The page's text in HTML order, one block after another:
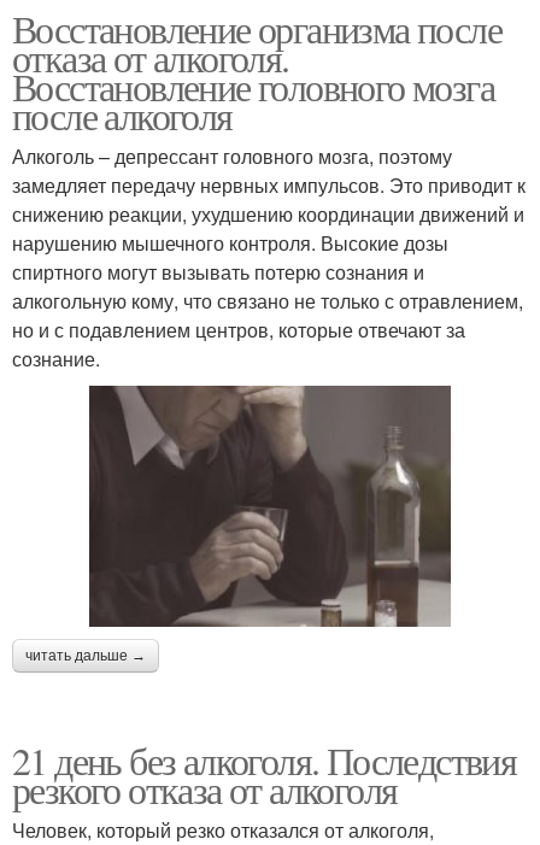
Восстановление организма после
отказа от алкоголя.
Восстановление головного мозга
после алкоголя
Алкоголь – депрессант головного мозга, поэтому
замедляет передачу нервных импульсов. Это приводит к
снижению реакции, ухудшению координации движений и
нарушению мышечного контроля. Высокие дозы
спиртного могут вызывать потерю сознания и
алкогольную кому, что связано не только с отравлением,
но и с подавлением центров, которые отвечают за
сознание.
читать дальше →
21 день без алкоголя. Последствия
резкого отказа от алкоголя
Человек, который резко отказался от алкоголя,